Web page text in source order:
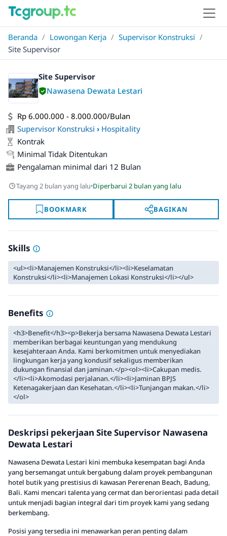
Beranda / Lowongan Kerja / Supervisor Konstruksi /
Site Supervisor
Site Supervisor
Nawasena Dewata Lestari
Rp 6.000.000 - 8.000.000/Bulan
Supervisor Konstruksi › Hospitality
Kontrak
Minimal Tidak Ditentukan
Pengalaman minimal dari 12 Bulan
Tayang 2 bulan yang lalu·Diperbarui 2 bulan yang lalu
BOOKMARK BAGIKAN
Skills
<ul><li>Manajemen Konstruksi</li><li>Keselamatan
Konstruksi</li><li>Manajemen Lokasi Konstruksi</li></ul>
Benefits
<h3>Benefit</h3><p>Bekerja bersama Nawasena Dewata Lestari
memberikan berbagai keuntungan yang mendukung
kesejahteraan Anda. Kami berkomitmen untuk menyediakan
lingkungan kerja yang kondusif sekaligus memberikan
dukungan finansial dan jaminan.</p><ol><li>Cakupan medis.
</li><li>Akomodasi perjalanan.</li><li>Jaminan BPJS
Ketenagakerjaan dan Kesehatan.</li><li>Tunjangan makan.</li>
</ol>
Deskripsi pekerjaan Site Supervisor Nawasena
Dewata Lestari
Nawasena Dewata Lestari kini membuka kesempatan bagi Anda
yang bersemangat untuk bergabung dalam proyek pembangunan
hotel butik yang prestisius di kawasan Pererenan Beach, Badung,
Bali. Kami mencari talenta yang cermat dan berorientasi pada detail
untuk menjadi bagian integral dari tim proyek kami yang sedang
berkembang.
Posisi yang tersedia ini menawarkan peran penting dalam